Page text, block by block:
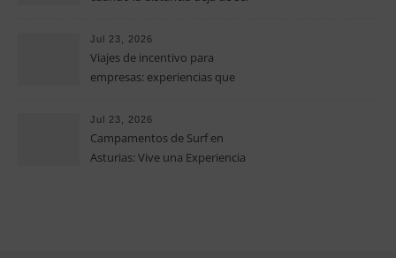
terapia
Jul 23, 2026
Viajes de incentivo para
empresas: experiencias que
la oficina
Jul 23, 2026
Campamentos de Surf en
Asturias: Vive una Experiencia